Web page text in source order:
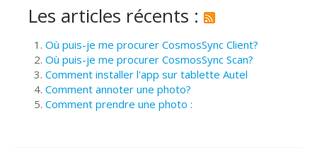
Les articles récents :
Où puis-je me procurer CosmosSync Client?
Où puis-je me procurer CosmosSync Scan?
Comment installer l'app sur tablette Autel
Comment annoter une photo?
Comment prendre une photo :